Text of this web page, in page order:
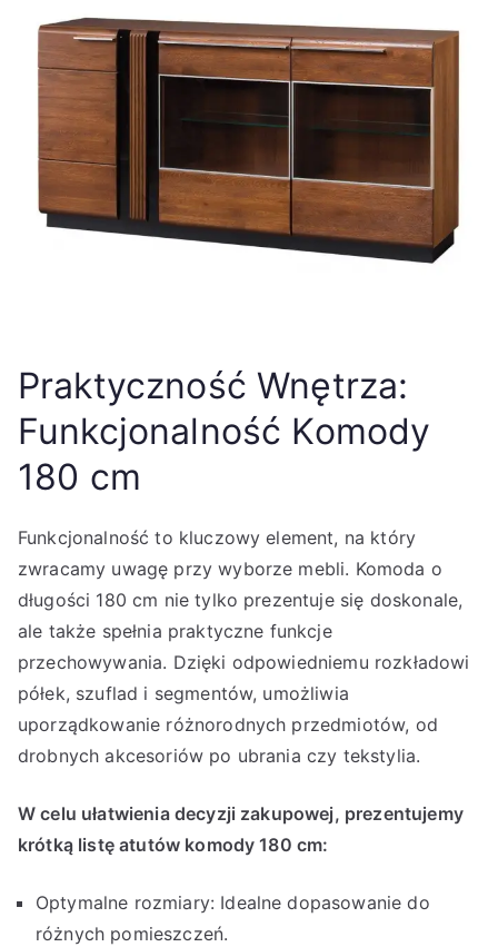
Praktyczność Wnętrza:
Funkcjonalność Komody
180 cm
Funkcjonalność to kluczowy element, na który
zwracamy uwagę przy wyborze mebli. Komoda o
długości 180 cm nie tylko prezentuje się doskonale,
ale także spełnia praktyczne funkcje
przechowywania. Dzięki odpowiedniemu rozkładowi
półek, szuflad i segmentów, umożliwia
uporządkowanie różnorodnych przedmiotów, od
drobnych akcesoriów po ubrania czy tekstylia.
W celu ułatwienia decyzji zakupowej, prezentujemy
krótką listę atutów komody 180 cm:
Optymalne rozmiary: Idealne dopasowanie do
różnych pomieszczeń.